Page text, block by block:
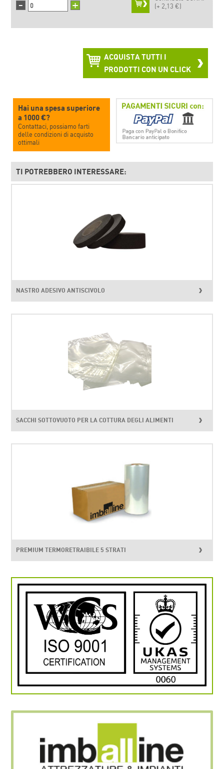
- +
(+ 2,13 €)
ACQUISTA TUTTI I
PRODOTTI CON UN CLICK
Hai una spesa superiore
a 1000 €?
Contattaci, possiamo farti
delle condizioni di acquisto
ottimali
TI POTREBBERO INTERESSARE:
NASTRO ADESIVO ANTISCIVOLO
SACCHI SOTTOVUOTO PER LA COTTURA DEGLI ALIMENTI
PREMIUM TERMORETRAIBILE 5 STRATI